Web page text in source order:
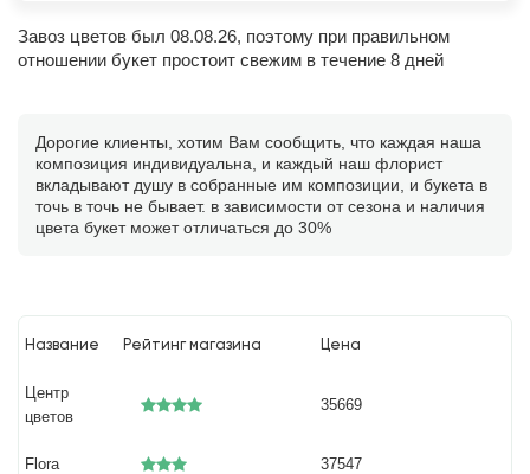
Завоз цветов был 08.08.26, поэтому при правильном
отношении букет простоит свежим в течение 8 дней
Дорогие клиенты, хотим Вам сообщить, что каждая наша
композиция индивидуальна, и каждый наш флорист
вкладывают душу в собранные им композиции, и букета в
точь в точь не бывает. в зависимости от сезона и наличия
цвета букет может отличаться до 30%
Название Рейтинг магазина Цена
Центр
цветов
35669
Flora 37547